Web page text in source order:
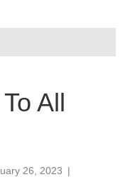
All
26, 2023 |